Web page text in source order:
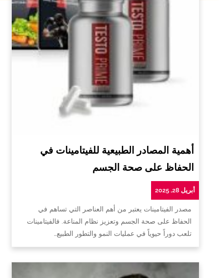
أهمية المصادر الطبيعية للفيتامينات في
الحفاظ على صحة الجسم
أبريل 28, 2025
مصدر الفيتامينات يعتبر من أهم العناصر التي تساهم في
الحفاظ على صحة الجسم وتعزيز نظام المناعة. فالفيتامينات
تلعب دوراً حيوياً في عمليات النمو والتطور الطبيع…